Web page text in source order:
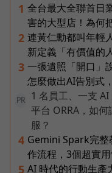
1 全台最大全聯首日
害的大型店！為何
2 連黃仁勳都叫年輕
新定義「有價值的
3 一張遺照「開口」
怎麼做出AI告別式
PR
1 名員工、一支
平台 ORRA，如
服？
4 Gemini Spark完整
作流程，3個超實
5 AI 時代的行動生產